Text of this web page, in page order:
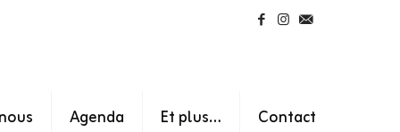
Agenda Et plus… Contact